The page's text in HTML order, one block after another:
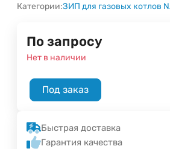
Категории:ЗИП для газовых котлов
По запросу
Нет в наличии
Под заказ
Быстрая доставка
Гарантия качества